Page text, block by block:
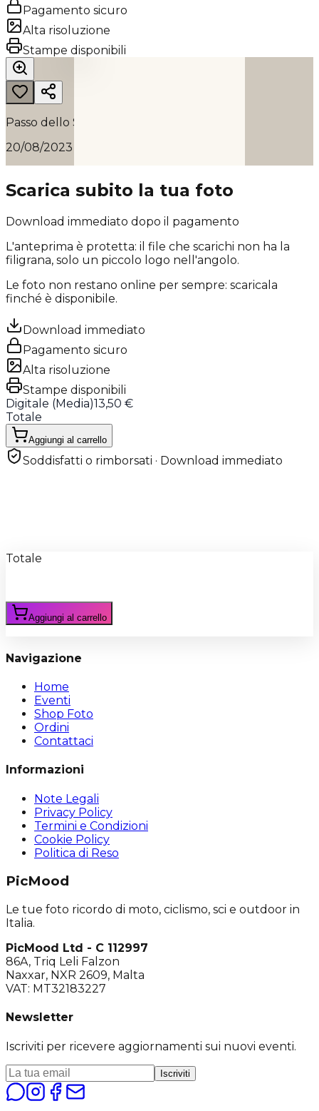
Pagamento sicuro
Alta risoluzione
Stampe disponibili
Passo dello Stelvio
20/08/2023 15:43
Scarica subito la tua foto
Download immediato dopo il pagamento
L'anteprima è protetta: il file che scarichi non ha la
filigrana, solo un piccolo logo nell'angolo.
Le foto non restano online per sempre: scaricala
finché è disponibile.
Download immediato
Pagamento sicuro
Alta risoluzione
Stampe disponibili
Digitale (Media)13,50 €
Totale
Aggiungi al carrello
Soddisfatti o rimborsati · Download immediato
Totale
Aggiungi al carrello
Navigazione
Home
Eventi
Shop Foto
Ordini
Contattaci
Informazioni
Note Legali
Privacy Policy
Termini e Condizioni
Cookie Policy
Politica di Reso
PicMood
Le tue foto ricordo di moto, ciclismo, sci e outdoor in
Italia.
PicMood Ltd - C 112997
86A, Triq Leli Falzon
Naxxar, NXR 2609, Malta
VAT: MT32183227
Newsletter
Iscriviti per ricevere aggiornamenti sui nuovi eventi.
Iscriviti